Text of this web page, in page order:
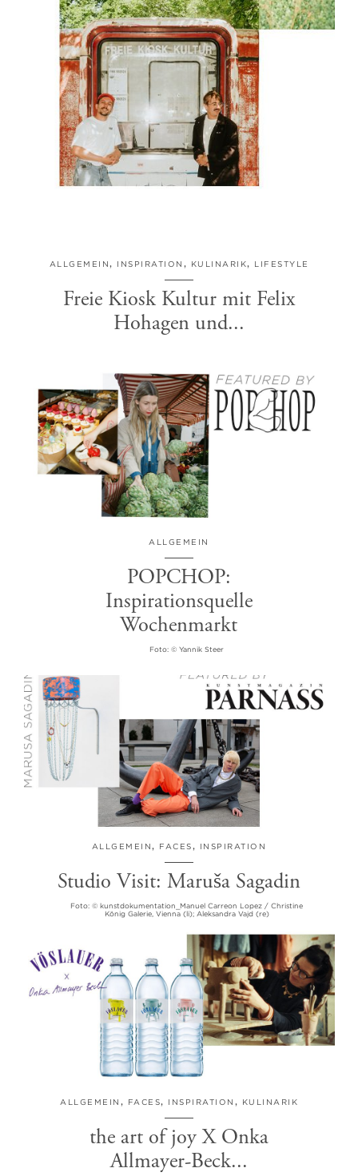
ALLGEMEIN, INSPIRATION , KULINARIK, LIFESTYLE
Freie Kiosk Kultur mit Felix
Hohagen und...
ALLGEMEIN
POPCHOP:
Inspirationsquelle
Wochenmarkt
Foto: © Yannik Steer
ALLGEMEIN, FACES, INSPIRATION
Studio Visit: Maruša Sagadin
Foto: © kunstdokumentation_Manuel Carreon Lopez / Christine
König Galerie, Vienna (li); Aleksandra Vajd (re)
ALLGEMEIN , FACES, INSPIRATION , KULINARIK
the art of joy X Onka
Allmayer-Beck...